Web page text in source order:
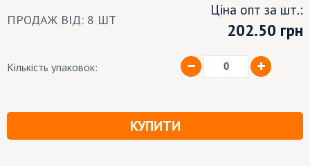
ПРОДАЖ ВІД: 8 ШТ
Ціна опт за шт.:
202.50 грн
Кількість упаковок:
КУПИТИ